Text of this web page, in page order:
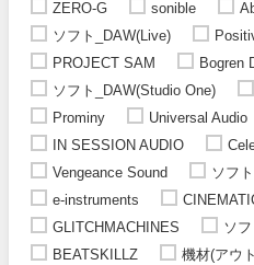
ZERO-G
sonible
ソフト_DAW(Live)
PROJECT SAM
Bogren
ソフト_DAW(Studio One)
Prominy
Universal Audio
IN SESSION AUDIO
Vengeance Sound
ソフト
e-instruments
GLITCHMACHINES
ソ
BEATSKILLZ
機材(アウ